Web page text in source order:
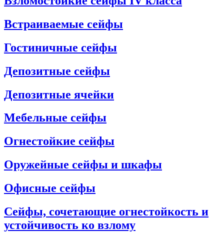
Встраиваемые сейфы
Гостиничные сейфы
Депозитные сейфы
Депозитные ячейки
Мебельные сейфы
Огнестойкие сейфы
Оружейные сейфы и шкафы
Офисные сейфы
Сейфы, сочетающие огнестойкость и
устойчивость ко взлому